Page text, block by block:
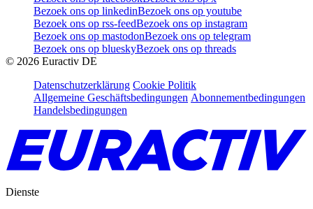
Bezoek ons op linkedinBezoek ons op youtube
Bezoek ons op rss-feedBezoek ons op instagram
Bezoek ons op mastodonBezoek ons op telegram
Bezoek ons op blueskyBezoek ons op threads
© 2026 Euractiv DE
Datenschutzerklärung Cookie Politik
Allgemeine Geschäftsbedingungen Abonnementbedingungen
Handelsbedingungen
Dienste